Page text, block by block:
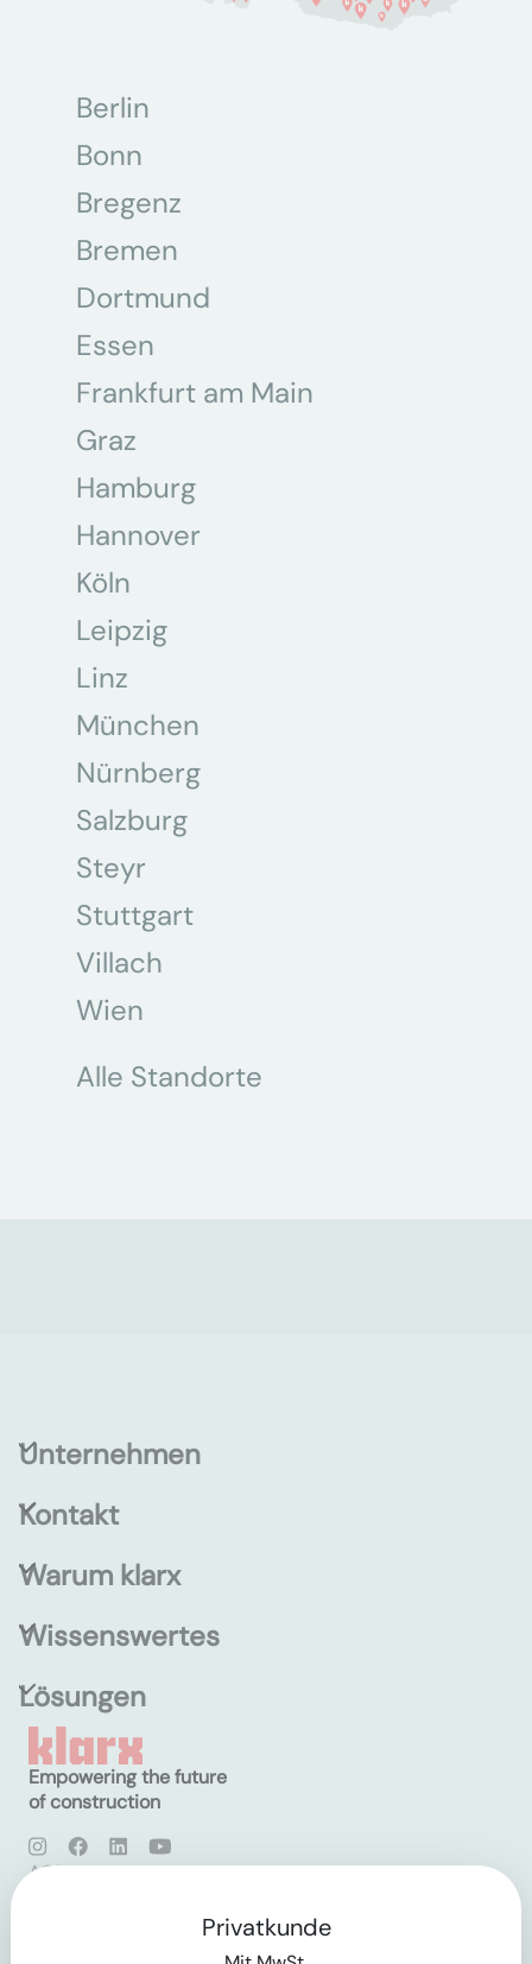
Berlin
Bonn
Bregenz
Bremen
Dortmund
Essen
Frankfurt am Main
Graz
Hamburg
Hannover
Köln
Leipzig
Linz
München
Nürnberg
Salzburg
Steyr
Stuttgart
Villach
Wien
Alle Standorte
Unternehmen
Kontakt
Warum klarx
Wissenswertes
Lösungen
Empowering the future
of construction
AGB
Privatkunde